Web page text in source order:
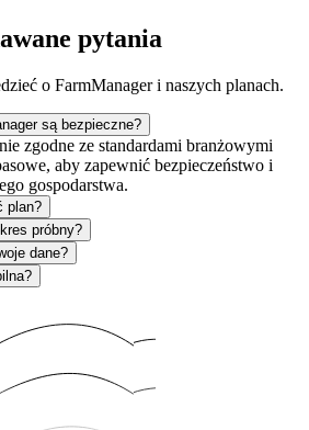
pytania
o FarmManager i naszych planach.
są bezpieczne?
zgodne ze standardami branżowymi
aby zapewnić bezpieczeństwo i
gospodarstwa.
plan?
próbny?
dane?